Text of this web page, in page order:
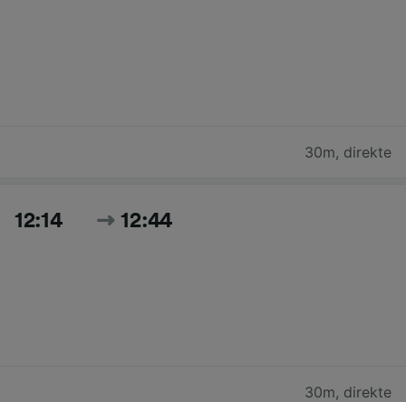
30m, direkte
12:14 12:44
30m, direkte